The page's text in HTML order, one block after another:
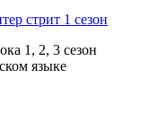
стрит 1 сезон
1, 2, 3 сезон
языке